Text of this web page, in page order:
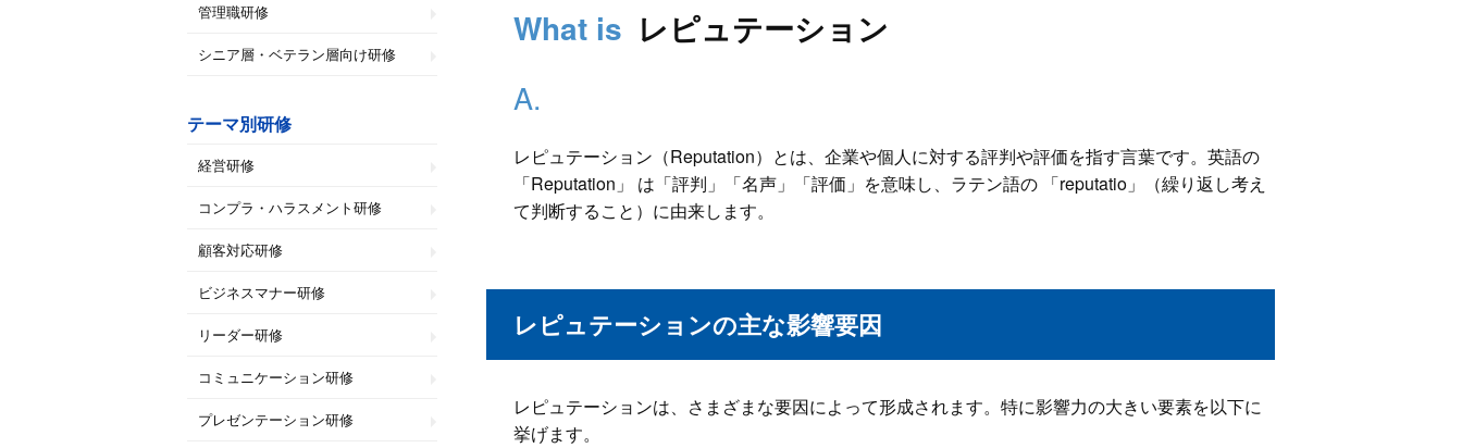
レピュテーション
レピュテーション（Reputation）とは、企業や個人に対する評判や評価を指す言葉です。英語の
「Reputation」 は「評判」「名声」「評価」を意味し、ラテン語の 「reputatio」（繰り返し考え
て判断すること）に由来します。
レピュテーションの主な影響要因
レピュテーションは、さまざまな要因によって形成されます。特に影響力の大きい要素を以下に
挙げます。
管理職研修
シニア層・ベテラン層向け研修
テーマ別研修
経営研修
コンプラ・ハラスメント研修
顧客対応研修
ビジネスマナー研修
リーダー研修
コミュニケーション研修
プレゼンテーション研修